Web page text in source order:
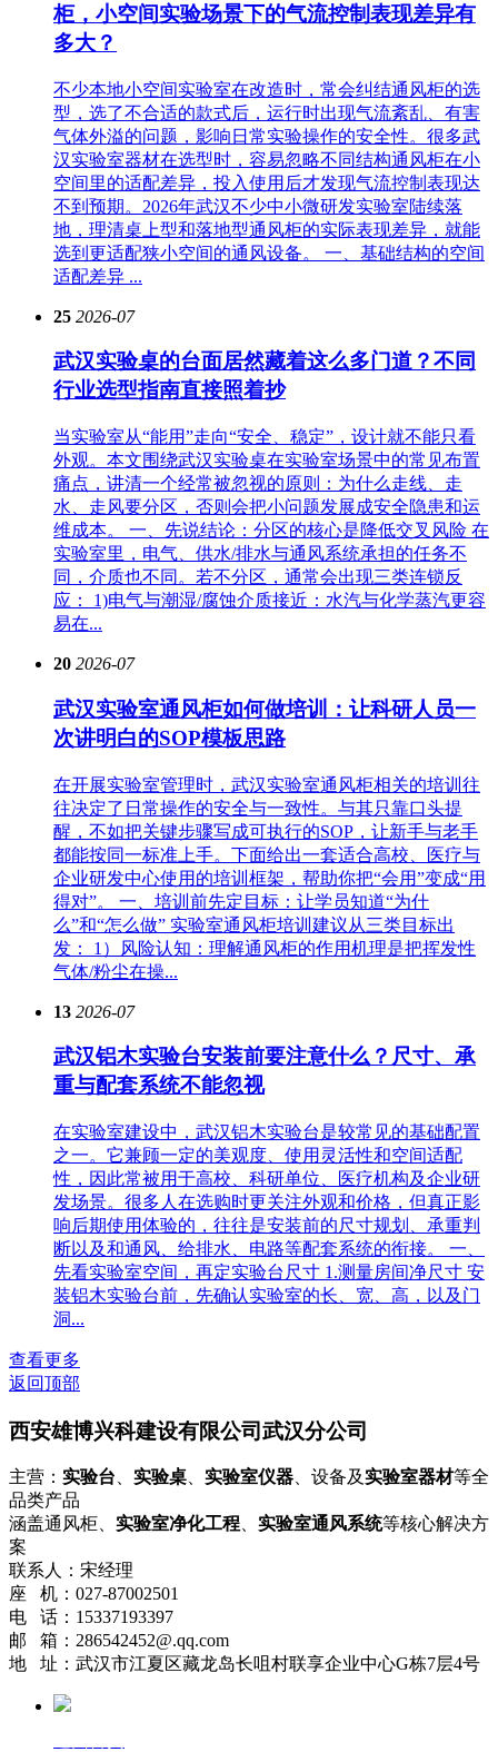
柜，小空间实验场景下的气流控制表现差异有
多大？
不少本地小空间实验室在改造时，常会纠结通风柜的选
型，选了不合适的款式后，运行时出现气流紊乱、有害
气体外溢的问题，影响日常实验操作的安全性。很多武
汉实验室器材在选型时，容易忽略不同结构通风柜在小
空间里的适配差异，投入使用后才发现气流控制表现达
不到预期。2026年武汉不少中小微研发实验室陆续落
地，理清桌上型和落地型通风柜的实际表现差异，就能
选到更适配狭小空间的通风设备。 一、基础结构的空间
适配差异 ...
25 2026-07
武汉实验桌的台面居然藏着这么多门道？不同
行业选型指南直接照着抄
当实验室从“能用”走向“安全、稳定”，设计就不能只看
外观。本文围绕武汉实验桌在实验室场景中的常见布置
痛点，讲清一个经常被忽视的原则：为什么走线、走
水、走风要分区，否则会把小问题发展成安全隐患和运
维成本。 一、先说结论：分区的核心是降低交叉风险 在
实验室里，电气、供水/排水与通风系统承担的任务不
同，介质也不同。若不分区，通常会出现三类连锁反
应： 1)电气与潮湿/腐蚀介质接近：水汽与化学蒸汽更容
易在...
20 2026-07
武汉实验室通风柜如何做培训：让科研人员一
次讲明白的SOP模板思路
在开展实验室管理时，武汉实验室通风柜相关的培训往
往决定了日常操作的安全与一致性。与其只靠口头提
醒，不如把关键步骤写成可执行的SOP，让新手与老手
都能按同一标准上手。下面给出一套适合高校、医疗与
企业研发中心使用的培训框架，帮助你把“会用”变成“用
得对”。 一、培训前先定目标：让学员知道“为什
么”和“怎么做” 实验室通风柜培训建议从三类目标出
发： 1）风险认知：理解通风柜的作用机理是把挥发性
气体/粉尘在操...
13 2026-07
武汉铝木实验台安装前要注意什么？尺寸、承
重与配套系统不能忽视
在实验室建设中，武汉铝木实验台是较常见的基础配置
之一。它兼顾一定的美观度、使用灵活性和空间适配
性，因此常被用于高校、科研单位、医疗机构及企业研
发场景。很多人在选购时更关注外观和价格，但真正影
响后期使用体验的，往往是安装前的尺寸规划、承重判
断以及和通风、给排水、电路等配套系统的衔接。 一、
先看实验室空间，再定实验台尺寸 1.测量房间净尺寸 安
装铝木实验台前，先确认实验室的长、宽、高，以及门
洞...
查看更多
返回顶部
西安雄博兴科建设有限公司武汉分公司
主营： 实验台 实验桌 实验室仪器 、设备及实验室器材等全
品类产品
涵盖通风柜、 实验室净化工程 实验室通风系统等核心解决方
案
联系人：宋经理
座 机：027-87002501
电 话：15337193397
邮 箱：286542452@.qq.com
地 址：武汉市江夏区藏龙岛长咀村联享企业中心G栋7层4号